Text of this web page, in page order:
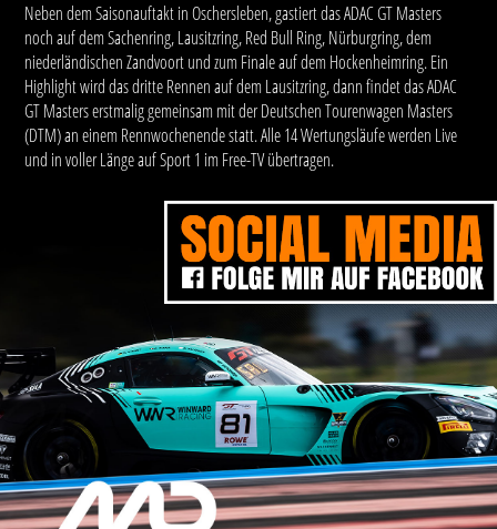
Neben dem Saisonauftakt in Oschersleben, gastiert das ADAC GT Masters
noch auf dem Sachenring, Lausitzring, Red Bull Ring, Nürburgring, dem
niederländischen Zandvoort und zum Finale auf dem Hockenheimring. Ein
Highlight wird das dritte Rennen auf dem Lausitzring, dann findet das ADAC
GT Masters erstmalig gemeinsam mit der Deutschen Tourenwagen Masters
(DTM) an einem Rennwochenende statt. Alle 14 Wertungsläufe werden Live
und in voller Länge auf Sport 1 im Free-TV übertragen.